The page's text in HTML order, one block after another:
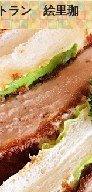
ラン 絵里珈